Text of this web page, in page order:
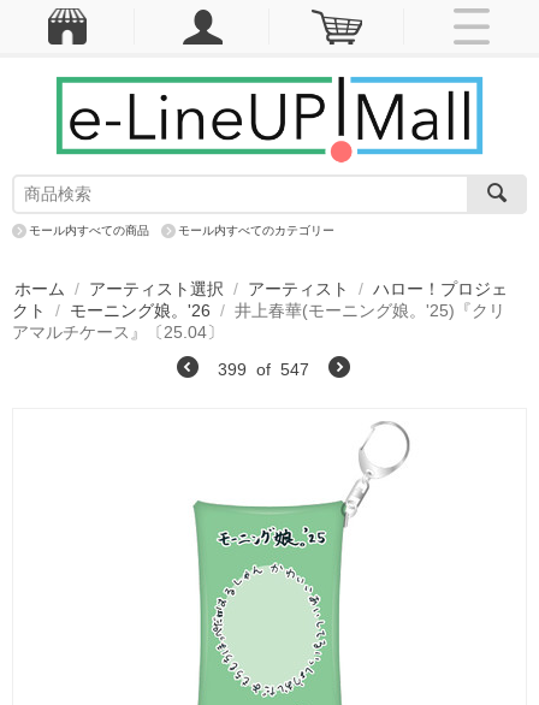
モール内すべての商品 モール内すべてのカテゴリー
ホーム / アーティスト選択 / アーティスト / ハロー！プロジェ
クト
/ モーニング娘。'26 / 井上春華(モーニング娘。'25)『クリ
アマルチケース』〔25.04〕
399 of 547